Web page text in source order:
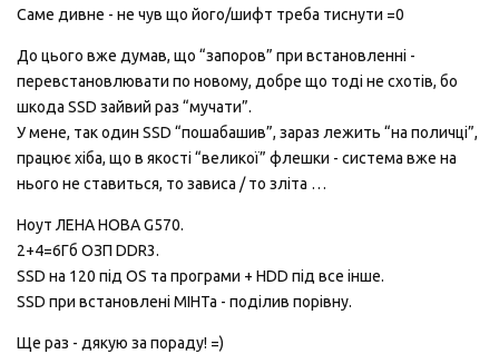
Саме дивне - не чув що його/шифт треба тиснути =0
До цього вже думав, що “запоров” при встановленні -
перевстановлювати по новому, добре що тоді не схотів, бо
шкода SSD зайвий раз “мучати”.
У мене, так один SSD “пошабашив”, зараз лежить “на поличці”,
працює хіба, що в якості “великої” флешки - система вже на
нього не ставиться, то зависа / то зліта …
Ноут ЛЕНА НОВА G570.
2+4=6Гб ОЗП DDR3.
SSD на 120 під OS та програми + HDD під все інше.
SSD при встановлені МІНТа - поділив порівну.
Ще раз - дякую за пораду! =)